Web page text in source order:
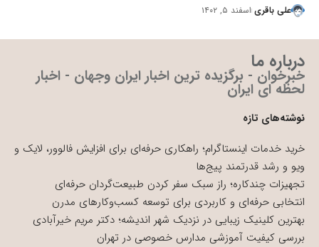
علی باقری اسفند ۵, ۱۴۰۲
درباره ما
خبرخوان - برگزیده ترین اخبار ایران وجهان - اخبار
لحظه ای ایران
نوشته‌های تازه
خرید خدمات اینستاگرام؛ راهکاری حرفه‌ای برای افزایش فالوور، لایک و
ویو و رشد قدرتمند پیج‌ها
تجهیزات چندکاره؛ راز سبک سفر کردن طبیعت‌گردان حرفه‌ای
انتخابی حرفه‌ای و کاربردی برای توسعه کسب‌وکارهای مدرن
بهترین کلینیک زیبایی در نزدیک شهر اندیشه؛ دکتر مریم خیرآبادی
بررسی کیفیت آموزشی مدارس خصوصی در تهران